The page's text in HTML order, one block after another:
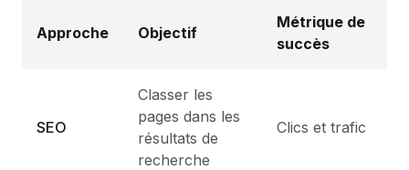
Approche Objectif
Métrique de
succès
SEO
Classer les
pages dans les
résultats de
recherche
Clics et trafic